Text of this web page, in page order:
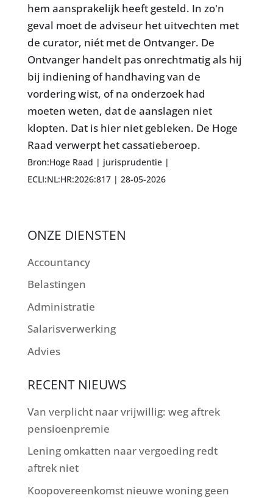
hem aansprakelijk heeft gesteld. In zo'n
geval moet de adviseur het uitvechten met
de curator, niét met de Ontvanger. De
Ontvanger handelt pas onrechtmatig als hij
bij indiening of handhaving van de
vordering wist, of na onderzoek had
moeten weten, dat de aanslagen niet
klopten. Dat is hier niet gebleken. De Hoge
Raad verwerpt het cassatieberoep.
Bron:Hoge Raad | jurisprudentie |
ECLI:NL:HR:2026:817 | 28-05-2026
ONZE DIENSTEN
Accountancy
Belastingen
Administratie
Salarisverwerking
Advies
RECENT NIEUWS
Van verplicht naar vrijwillig: weg aftrek
pensioenpremie
Lening omkatten naar vergoeding redt
aftrek niet
Koopovereenkomst nieuwe woning geen